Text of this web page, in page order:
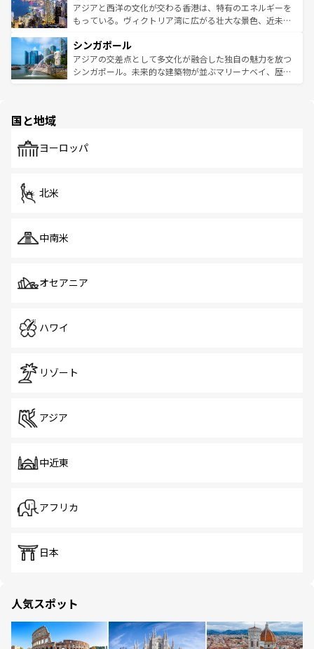
ひ現地で味わいたい。どの地域を訪れてもあたたかい人々
が旅行者を迎えてくれるので、きっと忘れられない旅にな
参照してほしい。
帯で自然と触れ合い、南部ではプーケットやクラビの美し
いビーチでリゾート気分を楽しむことができる。タイ料理
激する。気候は一年中温暖で、どの季節にも異なる楽しみ
が待っている。親しみやすいタイの人々、仏教を中心とし
た文化、そして多様な観光資源が、訪れる旅人を魅了し続
アジアと西洋の文化が交わる香港は、特有のエネルギーを
もっている。ヴィクトリア湾に広がる壮大な景色、近未来
み、どこを訪れても感動するはず。観光スポットが密集し
ており、効率よく見どころを回れるのも魅力。息をのむよ
うな絶景から文化的な体験まで、香港を存分に楽しみ尽く
シンガポール
アジアの交差点として多文化が融合した独自の魅力を放つ
シンガポール。未来的な建築物が並ぶマリーナベイ、歴史
で、ホーカーズは地元の風情を楽しめる外せないスポット
国と地域
ヨーロッパ
北米
中南米
オセアニア
ハワイ
リゾート
アジア
中近東
アフリカ
日本
人気スポット